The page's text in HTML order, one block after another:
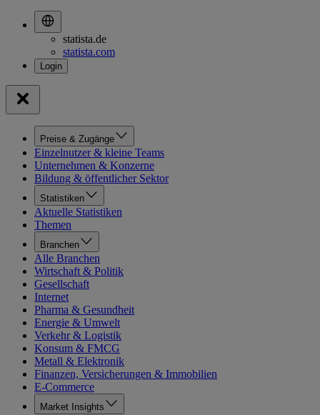
statista.de
statista.com
Preise & Zugänge
Einzelnutzer & kleine Teams
Unternehmen & Konzerne
Bildung & öffentlicher Sektor
Statistiken
Aktuelle Statistiken
Themen
Branchen
Alle Branchen
Wirtschaft & Politik
Gesellschaft
Internet
Pharma & Gesundheit
Energie & Umwelt
Verkehr & Logistik
Konsum & FMCG
Metall & Elektronik
Finanzen, Versicherungen & Immobilien
E-Commerce
Market Insights